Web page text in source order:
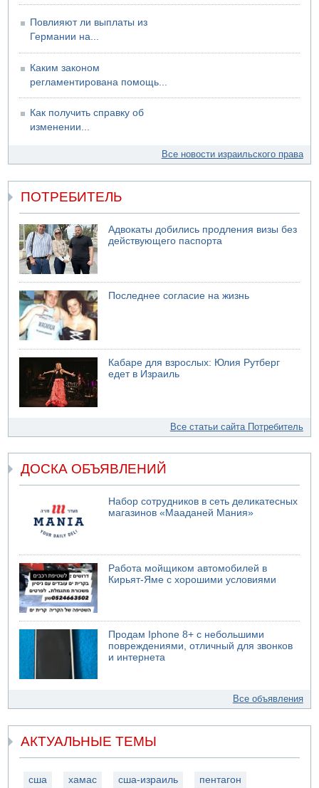
В Иерусалиме водитель врезался в забор и серьезно
пострадал
Повлияют ли выплаты из
Германии на...
Каким законом
регламентирована помощь...
Как получить справку об
изменении...
Все новости израильского права
ПОТРЕБИТЕЛЬ
Адвокаты добились продления визы без
действующего паспорта
Последнее согласие на жизнь
Кабаре для взрослых: Юлия Рутберг
едет в Израиль
Все статьи сайта Потребитель
ДОСКА ОБЪЯВЛЕНИЙ
Набор сотрудников в сеть деликатесных
магазинов «Мааданей Мания»
Работа мойщиком автомобилей в
Кирьят-Яме с хорошими условиями
Продам Iphone 8+ с небольшими
повреждениями, отличный для звонков
и интернета
Все объявления
АКТУАЛЬНЫЕ ТЕМЫ
сша хамас сша-израиль пентагон